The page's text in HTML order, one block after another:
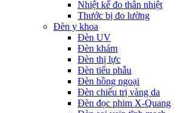
Nhiệt kế đo thân nhiệt
Thước bị đo lường
Đèn y khoa
Đèn UV
Đèn khám
Đèn thị lực
Đèn tiểu phẫu
Đèn hồng ngoại
Đèn chiếu trị vàng da
Đèn đọc phim X-Quang